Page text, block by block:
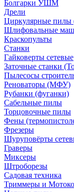
Болгарки УШМ
Дрели
Циркулярные пилы
Шлифовальные
Краскопульты
Станки
Гайковерты сетевые
Заточные станки
Пылесосы
Реноваторы (МФУ)
Рубанки (фуганки)
Сабельные пилы
Торцовочные пилы
Фены
Фрезеры
Шуруповёрты
Граверы
Миксеры
Штроборезы
Садовая техника
Триммеры и